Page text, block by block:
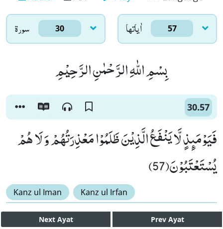
سورۃ 30 اٰياتها 57
بِسْمِ اللّٰهِ الرَّحْمٰنِ الرَّحِیْمِ
30.57
فَیَوْمَىٕذٍ لَّا یَنْفَعُ الَّذِیْنَ ظَلَمُوْا مَعْذِرَتُهُمْ وَ لَا هُمْ
یُسْتَعْتَبُوْنَ(57)
Kanz ul Iman Kanz ul Irfan
Next Ayat Prev Ayat